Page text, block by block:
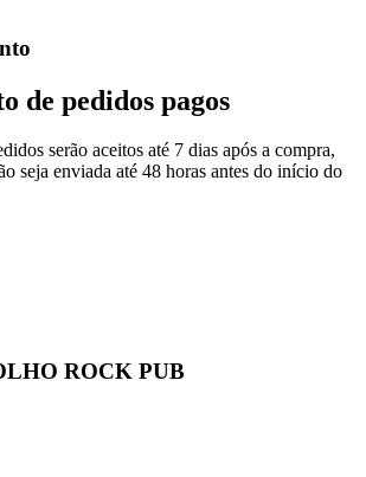
de pedidos pagos
serão aceitos até 7 dias após a compra,
seja enviada até 48 horas antes do início do
ROCK PUB